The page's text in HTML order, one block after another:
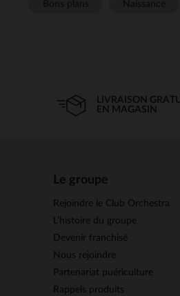
LIVRAISON
EN MAGASIN
Le groupe
Rejoindre le Club Orchestra
L’histoire du groupe
Devenir franchisé
Nous rejoindre
Partenariat puériculture
Rappels produits